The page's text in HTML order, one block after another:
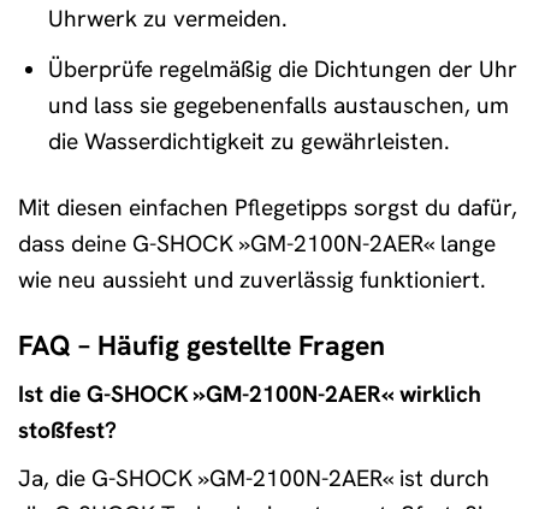
Uhrwerk zu vermeiden.
Überprüfe regelmäßig die Dichtungen der Uhr
und lass sie gegebenenfalls austauschen, um
die Wasserdichtigkeit zu gewährleisten.
Mit diesen einfachen Pflegetipps sorgst du dafür,
dass deine G-SHOCK »GM-2100N-2AER« lange
wie neu aussieht und zuverlässig funktioniert.
FAQ – Häufig gestellte Fragen
Ist die G-SHOCK »GM-2100N-2AER« wirklich
stoßfest?
Ja, die G-SHOCK »GM-2100N-2AER« ist durch